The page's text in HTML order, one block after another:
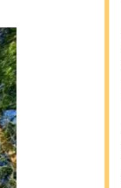
и компетенции
и
с NSP поделились
Анжелика
Кравцов,
и др.